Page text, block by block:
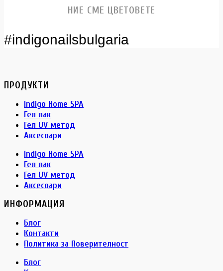
НИЕ СМЕ ЦВЕТОВЕТЕ
#indigonailsbulgaria
ПРОДУКТИ
Indigo Home SPA
Гел лак
Гел UV метод
Аксесоари
Indigo Home SPA
Гел лак
Гел UV метод
Аксесоари
ИНФОРМАЦИЯ
Блог
Контакти
Политика за Поверителност
Блог